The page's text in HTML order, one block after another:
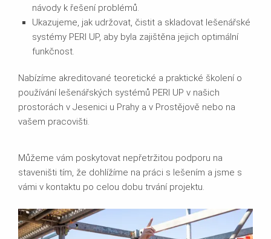
návody k řešení problémů.
Ukazujeme, jak udržovat, čistit a skladovat lešenářské
systémy PERI UP, aby byla zajištěna jejich optimální
funkčnost.
Nabízíme akreditované teoretické a praktické školení o
používání lešenářských systémů PERI UP v našich
prostorách v Jesenici u Prahy a v Prostějově nebo na
vašem pracovišti.
Můžeme vám poskytovat nepřetržitou podporu na
staveništi tím, že dohlížíme na práci s lešením a jsme s
vámi v kontaktu po celou dobu trvání projektu.